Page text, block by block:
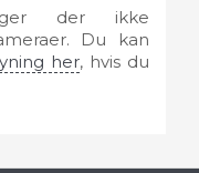
der ikke
Du kan
her, hvis du